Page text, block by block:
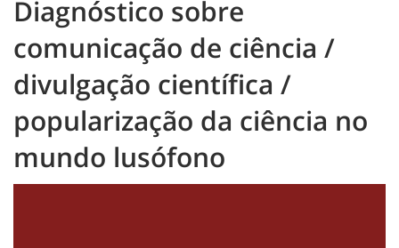
Diagnóstico sobre
comunicação de ciência /
divulgação científica /
popularização da ciência no
mundo lusófono